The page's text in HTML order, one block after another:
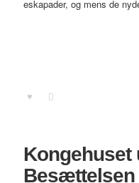
eskapader, og mens de
Kongehuset
Besættelsen